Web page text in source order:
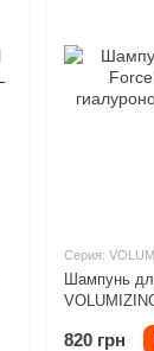
Серия:
Шампунь
кислотой
820 грн